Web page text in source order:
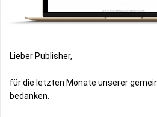
Lieber Publisher,
für die letzten Monate unserer
bedanken.